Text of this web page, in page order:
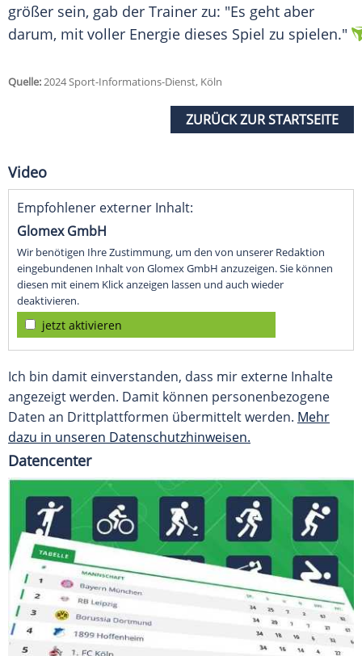
größer sein, gab der Trainer zu: "Es geht aber
darum, mit voller Energie dieses Spiel zu spielen."
Quelle:2024 Sport-Informations-Dienst, Köln
ZURÜCK ZUR STARTSEITE
Video
Empfohlener externer Inhalt:
Glomex GmbH
Wir benötigen Ihre Zustimmung, um den von unserer Redaktion
eingebundenen Inhalt von Glomex GmbH anzuzeigen. Sie können
diesen mit einem Klick anzeigen lassen und auch wieder
deaktivieren.
jetzt aktivieren
Ich bin damit einverstanden, dass mir externe Inhalte
angezeigt werden. Damit können personenbezogene
Daten an Drittplattformen übermittelt werden. Mehr
dazu in unseren Datenschutzhinweisen.
Datencenter